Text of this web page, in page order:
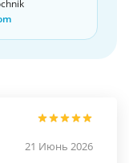
21 Июнь 2026